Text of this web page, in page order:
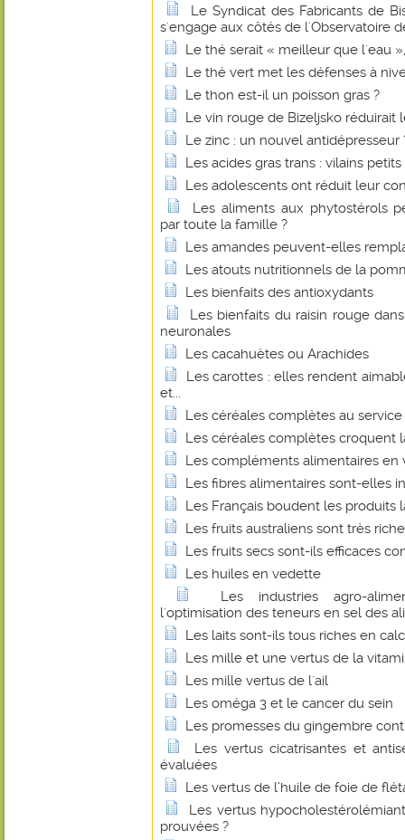
Le Syndicat des Fabricants de
s'engage aux côtés de l'Observatoire
Le thé serait « meilleur que l'eau
Le thé vert met les défenses à
Le thon est-il un poisson gras ?
Le vin rouge de Bizeljsko réduirait
Le zinc : un nouvel antidépresseur
Les acides gras trans : vilains
Les adolescents ont réduit leur
Les aliments aux phytostérols
par toute la famille ?
Les amandes peuvent-elles
Les atouts nutritionnels de la
Les bienfaits des antioxydants
Les bienfaits du raisin rouge
neuronales
Les cacahuètes ou Arachides
Les carottes : elles rendent
et...
Les céréales complètes au
Les céréales complètes croquent
Les compléments alimentaires en
Les fibres alimentaires sont-elles
Les Français boudent les produits
Les fruits australiens sont très
Les fruits secs sont-ils efficaces
Les huiles en vedette
Les industries agro-
l'optimisation des teneurs en sel des
Les laits sont-ils tous riches en
Les mille et une vertus de la
Les mille vertus de l'ail
Les oméga 3 et le cancer du sein
Les promesses du gingembre
Les vertus cicatrisantes et
évaluées
Les vertus de l’huile de foie de
Les vertus
prouvées ?